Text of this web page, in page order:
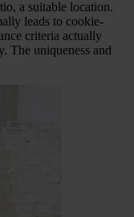
a suitable location.
leads to cookie-
criteria actually
The uniqueness and